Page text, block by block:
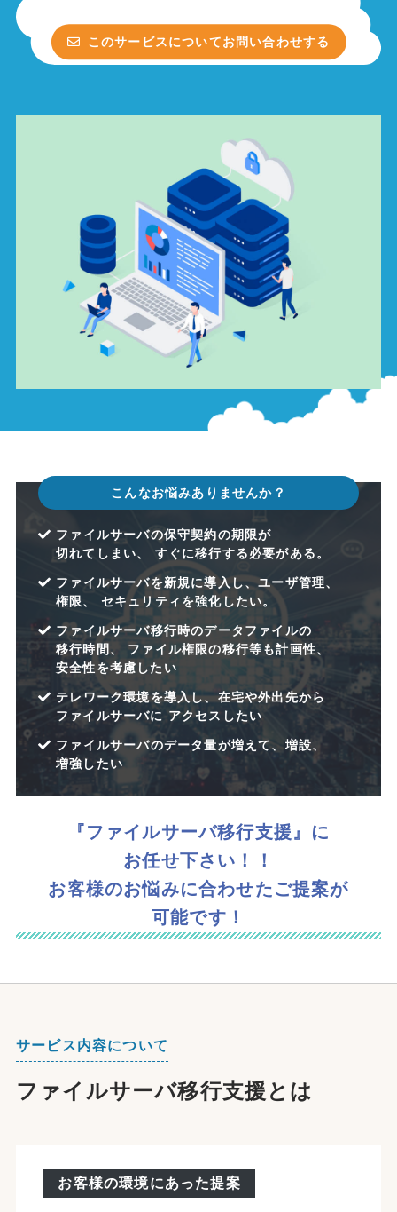
このサービスについてお問い合わせする
こんなお悩みありませんか？
ファイルサーバの​保守契約の​期限が​
切れてしまい、​ すぐに​移行する​必要が​ある。
ファイルサーバを​新規に​導入し、​ユーザ管理、​
権限、​ セキュリティを​強化したい。
ファイルサーバ移行時の​データファイルの​
移行時間、​ ファイル権限の​移行等も​計画性、​
安全性を​考慮したい
テレワーク環境を​導入し、​在宅や​外出先から​
ファイルサーバに​ アクセスしたい
ファイルサーバの​データ量が​増えて、​増設、​
増強したい
『ファイルサーバ移行支援』に​
お任せ下さい！！
お客様の​お悩みに​合わせた​ご提案が​
可能です！
サービス内容について
ファイルサーバ移行支援とは
お客様の環境にあった提案